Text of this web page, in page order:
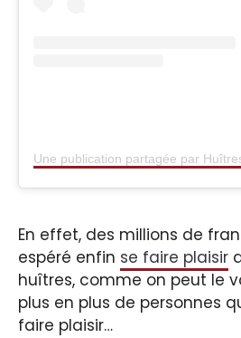
En effet, des millions de
espéré enfin se faire plaisir
huîtres, comme on peut le
plus en plus de personnes
faire plaisir…